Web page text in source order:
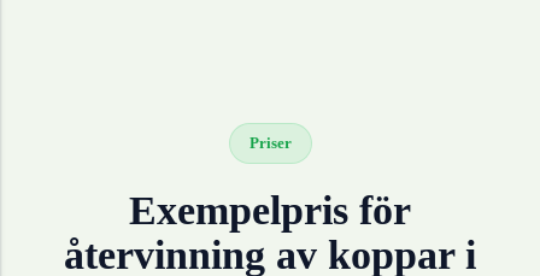
Priser
Exempelpris för
återvinning av koppari